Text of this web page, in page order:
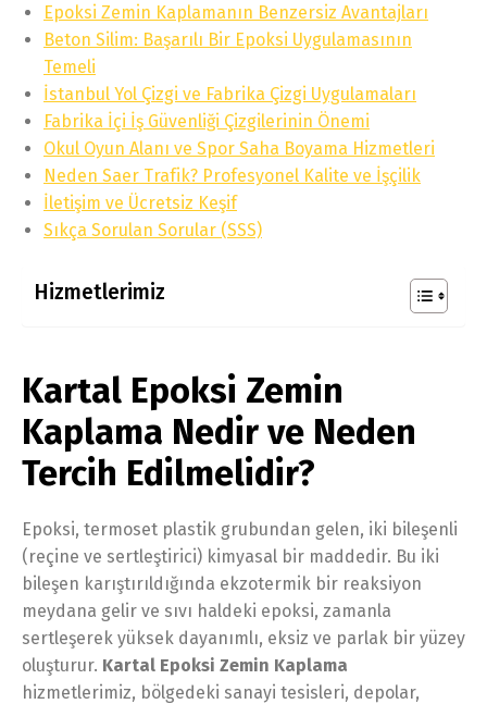
Epoksi Zemin Kaplamanın Benzersiz Avantajları
Beton Silim: Başarılı Bir Epoksi Uygulamasının
Temeli
İstanbul Yol Çizgi ve Fabrika Çizgi Uygulamaları
Fabrika İçi İş Güvenliği Çizgilerinin Önemi
Okul Oyun Alanı ve Spor Saha Boyama Hizmetleri
Neden Saer Trafik? Profesyonel Kalite ve İşçilik
İletişim ve Ücretsiz Keşif
Sıkça Sorulan Sorular (SSS)
Hizmetlerimiz
Kartal Epoksi Zemin
Kaplama Nedir ve Neden
Tercih Edilmelidir?
Epoksi, termoset plastik grubundan gelen, iki bileşenli
(reçine ve sertleştirici) kimyasal bir maddedir. Bu iki
bileşen karıştırıldığında ekzotermik bir reaksiyon
meydana gelir ve sıvı haldeki epoksi, zamanla
sertleşerek yüksek dayanımlı, eksiz ve parlak bir yüzey
oluşturur. Kartal Epoksi Zemin Kaplama
hizmetlerimiz, bölgedeki sanayi tesisleri, depolar,